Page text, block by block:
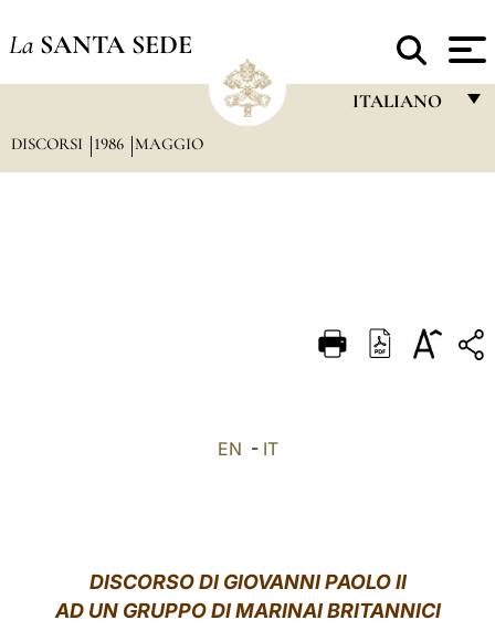
La SANTA SEDE
ITALIANO
DEUTSCH
DISCORSI 1986 MAGGIO
EN - IT
DISCORSO DI GIOVANNI PAOLO II
AD UN GRUPPO DI MARINAI BRITANNICI